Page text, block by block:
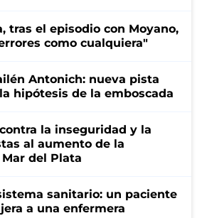
tras el episodio con Moyano,
como cualquiera"
Antonich: nueva pista
hipótesis de la emboscada
la inseguridad y la
al aumento de la
del Plata
sanitario: un paciente
a una enfermera